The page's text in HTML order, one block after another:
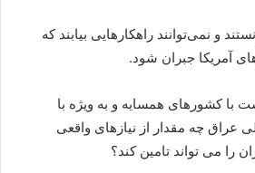
و نمی‌توانند راهکارهایی بیابند که
آمریکا جبران شود.
با کشورهای همسایه و به ویژه با
عراق چه مقدار از نیازهای واقعی
را می تواند تامین کند؟